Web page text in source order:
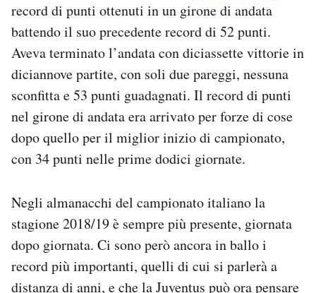
record di punti ottenuti in un girone di andata
battendo il suo precedente record di 52 punti.
Aveva terminato l’andata con diciassette vittorie in
diciannove partite, con soli due pareggi, nessuna
sconfitta e 53 punti guadagnati. Il record di punti
nel girone di andata era arrivato per forze di cose
dopo quello per il miglior inizio di campionato,
con 34 punti nelle prime dodici giornate.
Negli almanacchi del campionato italiano la
stagione 2018/19 è sempre più presente, giornata
dopo giornata. Ci sono però ancora in ballo i
record più importanti, quelli di cui si parlerà a
distanza di anni, e che la Juventus può ora pensare